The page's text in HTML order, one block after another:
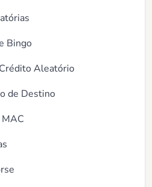
Bingo
Aleatório
de Destino